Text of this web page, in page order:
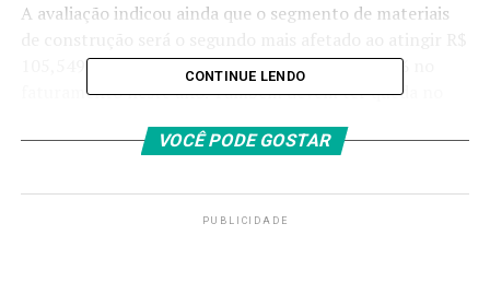
A avaliação indicou ainda que o segmento de materiais
105,549 milhões de faturamento, perda de 17,6% no
faturamento neste ano. Também devem ter queda no
(-13,3%); lojas de móveis e decoração (-13,3%); veículos,
eletrodomésticos e eletrônicos (-8,1%). No sentido
contrário, as farmácias terão crescimento de 2,8%, com
CONTINUE LENDO
VOCÊ PODE GOSTAR
PUBLICIDADE